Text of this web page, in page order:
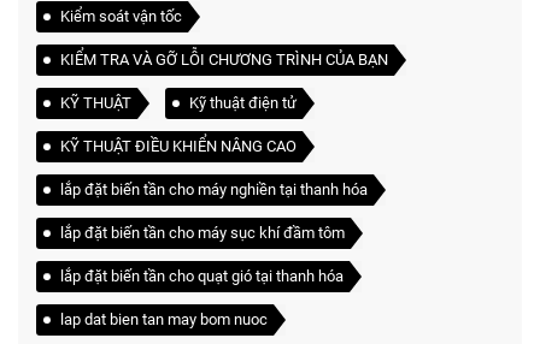
Kiểm soát vận tốc
KIỂM TRA VÀ GỠ LỖI CHƯƠNG TRÌNH CỦA BẠN
KỸ THUẬT Kỹ thuật điện tử
KỸ THUẬT ĐIỀU KHIỂN NÂNG CAO
lắp đặt biến tần cho máy nghiền tại thanh hóa
lắp đặt biến tần cho máy sục khí đầm tôm
lắp đặt biến tần cho quạt gió tại thanh hóa
lap dat bien tan may bom nuoc